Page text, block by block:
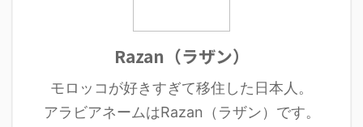
Razan（ラザン）
モロッコが好きすぎて移住した日本人。
アラビアネームはRazan（ラザン）です。